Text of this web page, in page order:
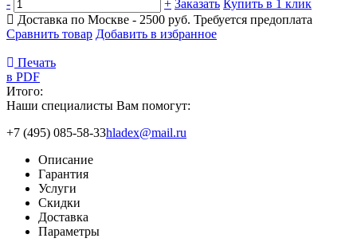
-
+ Заказать Купить в 1 клик
Доставка по Москве - 2500 руб. Требуется предоплата
Сравнить товар Добавить в избранное
Печать
в PDF
Итого:
Наши специалисты Вам помогут:
+7 (495) 085-58-33hladex@mail.ru
Описание
Гарантия
Услуги
Скидки
Доставка
Параметры